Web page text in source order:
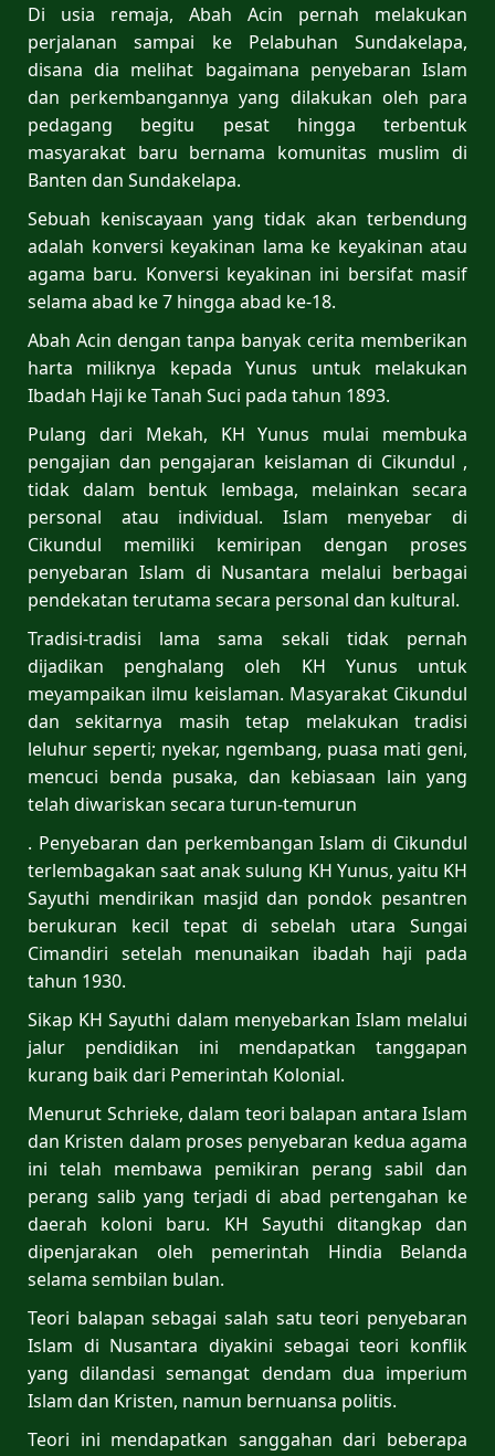
Di usia remaja, Abah Acin pernah melakukan
perjalanan sampai ke Pelabuhan Sundakelapa,
disana dia melihat bagaimana penyebaran Islam
dan perkembangannya yang dilakukan oleh para
pedagang begitu pesat hingga terbentuk
masyarakat baru bernama komunitas muslim di
Banten dan Sundakelapa.
Sebuah keniscayaan yang tidak akan terbendung
adalah konversi keyakinan lama ke keyakinan atau
agama baru. Konversi keyakinan ini bersifat masif
selama abad ke 7 hingga abad ke-18.
Abah Acin dengan tanpa banyak cerita memberikan
harta miliknya kepada Yunus untuk melakukan
Ibadah Haji ke Tanah Suci pada tahun 1893.
Pulang dari Mekah, KH Yunus mulai membuka
pengajian dan pengajaran keislaman di Cikundul ,
tidak dalam bentuk lembaga, melainkan secara
personal atau individual. Islam menyebar di
Cikundul memiliki kemiripan dengan proses
penyebaran Islam di Nusantara melalui berbagai
pendekatan terutama secara personal dan kultural.
Tradisi-tradisi lama sama sekali tidak pernah
dijadikan penghalang oleh KH Yunus untuk
meyampaikan ilmu keislaman. Masyarakat Cikundul
dan sekitarnya masih tetap melakukan tradisi
leluhur seperti; nyekar, ngembang, puasa mati geni,
mencuci benda pusaka, dan kebiasaan lain yang
telah diwariskan secara turun-temurun
. Penyebaran dan perkembangan Islam di Cikundul
terlembagakan saat anak sulung KH Yunus, yaitu KH
Sayuthi mendirikan masjid dan pondok pesantren
berukuran kecil tepat di sebelah utara Sungai
Cimandiri setelah menunaikan ibadah haji pada
tahun 1930.
Sikap KH Sayuthi dalam menyebarkan Islam melalui
jalur pendidikan ini mendapatkan tanggapan
kurang baik dari Pemerintah Kolonial.
Menurut Schrieke, dalam teori balapan antara Islam
dan Kristen dalam proses penyebaran kedua agama
ini telah membawa pemikiran perang sabil dan
perang salib yang terjadi di abad pertengahan ke
daerah koloni baru. KH Sayuthi ditangkap dan
dipenjarakan oleh pemerintah Hindia Belanda
selama sembilan bulan.
Teori balapan sebagai salah satu teori penyebaran
Islam di Nusantara diyakini sebagai teori konflik
yang dilandasi semangat dendam dua imperium
Islam dan Kristen, namun bernuansa politis.
Teori ini mendapatkan sanggahan dari beberapa